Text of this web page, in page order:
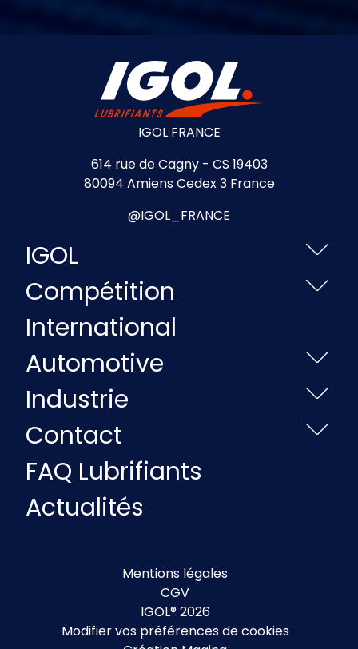
IGOL FRANCE
614 rue de Cagny - CS 19403
80094 Amiens Cedex 3 France
@IGOL_FRANCE
IGOL
Compétition
International
Automotive
Industrie
Contact
FAQ Lubrifiants
Actualités
Mentions légales
CGV
IGOL® 2026
Modifier vos préférences de cookies